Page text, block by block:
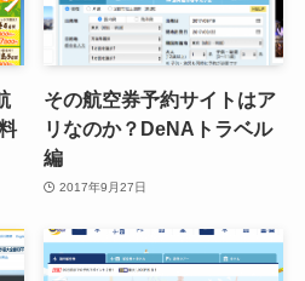
その航空券予約サイトはア
リなのか？DeNAトラベル
編
2017年9月27日